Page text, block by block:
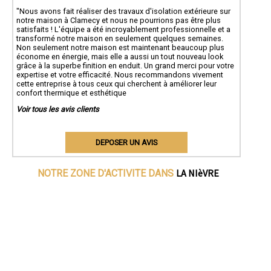
"Nous avons fait réaliser des travaux d'isolation extérieure sur
notre maison à Clamecy et nous ne pourrions pas être plus
satisfaits ! L'équipe a été incroyablement professionnelle et a
transformé notre maison en seulement quelques semaines.
Non seulement notre maison est maintenant beaucoup plus
économe en énergie, mais elle a aussi un tout nouveau look
grâce à la superbe finition en enduit. Un grand merci pour votre
expertise et votre efficacité. Nous recommandons vivement
cette entreprise à tous ceux qui cherchent à améliorer leur
confort thermique et esthétique
Voir tous les avis clients
DEPOSER UN AVIS
NOTRE ZONE D'ACTIVITE DANS LA NIèVRE